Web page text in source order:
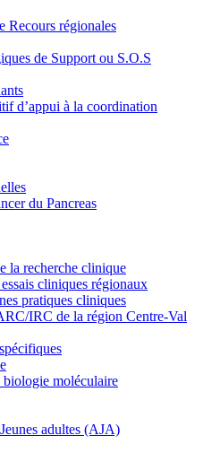
Recours régionales
de Support ou S.O.S
d’appui à la coordination
du Pancreas
la recherche clinique
cliniques régionaux
pratiques cliniques
IRC de la région Centre-Val
biologie moléculaire
adultes (AJA)